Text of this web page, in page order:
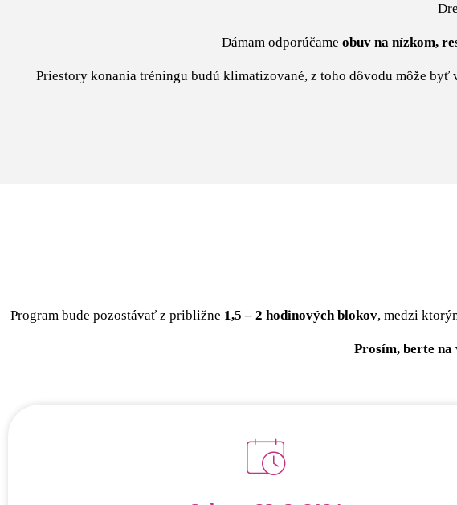
Dámam odporúčame obuv na nízkom,
Priestory konania tréningu budú klimatizované, z toho dôvodu môže byť
Program bude pozostávať z približne 1,5 – 2 hodinových blokov, medzi
Prosím, berte na